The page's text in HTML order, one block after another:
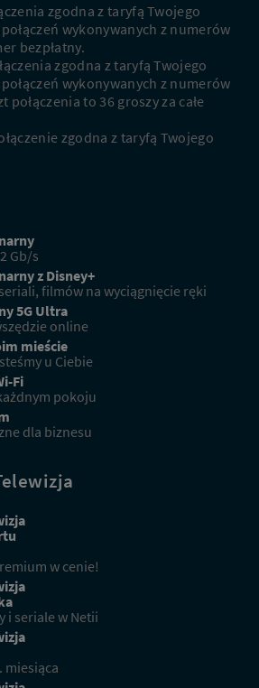
zgodna z taryfą Twojego
wykonywanych z numerów
bezpłatny.
zgodna z taryfą Twojego
wykonywanych z numerów
połączenia to 36 groszy za całe
zgodna z taryfą Twojego
Gb/s
z Disney+
filmów na wyciągnięcie ręki
5G Ultra
online
mieście
u Ciebie
Fi
pokoju
dla biznesu
w cenie!
i seriale w Netii
miesiąca
klienci
dopasować ofertę do Twojej